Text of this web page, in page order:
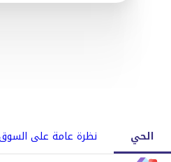
الحي نظرة عامة على